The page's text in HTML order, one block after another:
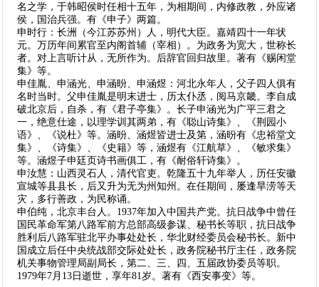
名之学，于韩昭侯时任相十五年，为相期间，内修政教，外应诸
侯，国治兵强。有《申子》两篇。
申时行：长洲（今江苏苏州）人，明代大臣。嘉靖四十一年状
元。万历年间累官至内阁首辅（宰相）。为政务为宽大，世称长
者。对上言听计从，无所作为。后辞官回归故里。著有《赐闲堂
集》等。
申佳胤、申涵光、申涵昐、申涵煜：河北永年人，父子四人俱有
名时当时。父申佳胤是明末进士，历太仆丞，阅马京畿。李自成
破北京后，自杀，有《君子亭集》。长子申涵光为广平三君之
一，绝意仕途，以理学训其两弟，有《聪山诗集》、《荆园小
语》、《说杜》等。涵昐、涵煜皆进士及第，涵昐有《忠裕堂文
集》、《诗集》、《史籍》等，涵煜有《江航草》、《敏求集》
等。涵煜子申廷页诗书画俱工，有《耐俗轩诗集》。
申汝慧：山西灵石人，清代官吏。乾隆五十九年举人，历任安徽
宣城等县县长，后又升为无为州知州。在任期间，屡逢旱涝等天
灾，多行善政，为民称诵。
申伯纯，北京丰台人。1937年加入中国共产党。抗日战争中曾任
国民革命军第八路军前方总部高级参谋、秘书长等职，抗日战争
胜利后八路军驻北平办事处处长，华北财经委员会秘书长。新中
国成立后任中央统战部交际处处长，政务院秘书厅主任，政务院
机关事物管理局副局长，第二、三、四、五届政协委员等职。
1979年7月13日逝世，享年81岁。著有《西安事变》等。